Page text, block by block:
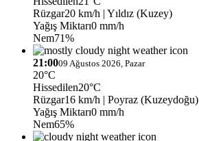
Rüzgar20 km/h | Yıldız (Kuzey)
Yağış Miktarı0 mm/h
Nem71%
21:0009 Ağustos 2026, Pazar
20°C
Hissedilen20°C
Rüzgar16 km/h | Poyraz (Kuzeydoğu)
Yağış Miktarı0 mm/h
Nem65%